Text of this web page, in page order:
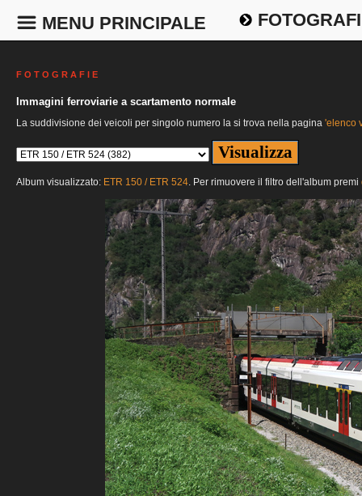
MENU PRINCIPALE
F O T O G R A F I E
Immagini ferroviarie a scartamento normale
La suddivisione dei veicoli per singolo numero la si trova nella pagina 'elenco
Album visualizzato: ETR 150 / ETR 524. Per rimuovere il filtro dell'album premi